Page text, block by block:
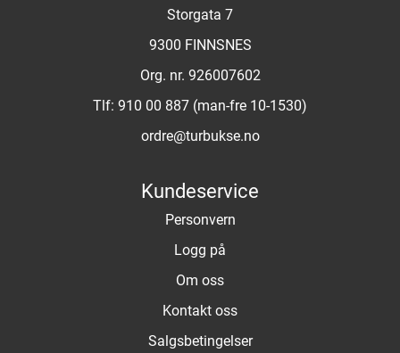
Storgata 7
9300 FINNSNES
Org. nr. 926007602
Tlf: 910 00 887 (man-fre 10-1530)
ordre@turbukse.no
Kundeservice
Personvern
Logg på
Om oss
Kontakt oss
Salgsbetingelser